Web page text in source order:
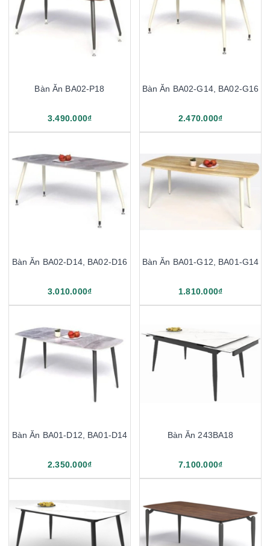
Bàn Ăn BA02-P18
3.490.000₫
Bàn Ăn BA02-G14, BA02-G16
2.470.000₫
Bàn Ăn BA02-D14, BA02-D16
3.010.000₫
Bàn Ăn BA01-G12, BA01-G14
1.810.000₫
Bàn Ăn BA01-D12, BA01-D14
2.350.000₫
Bàn Ăn 243BA18
7.100.000₫